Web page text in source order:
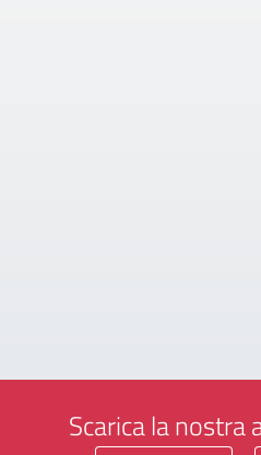
Scarica la nostra